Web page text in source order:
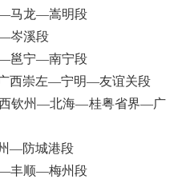
马龙—嵩明段
岑溪段
邕宁—南宁段
西崇左—宁明—友谊关段
钦州—北海—桂粤省界—广
—防城港段
丰顺—梅州段